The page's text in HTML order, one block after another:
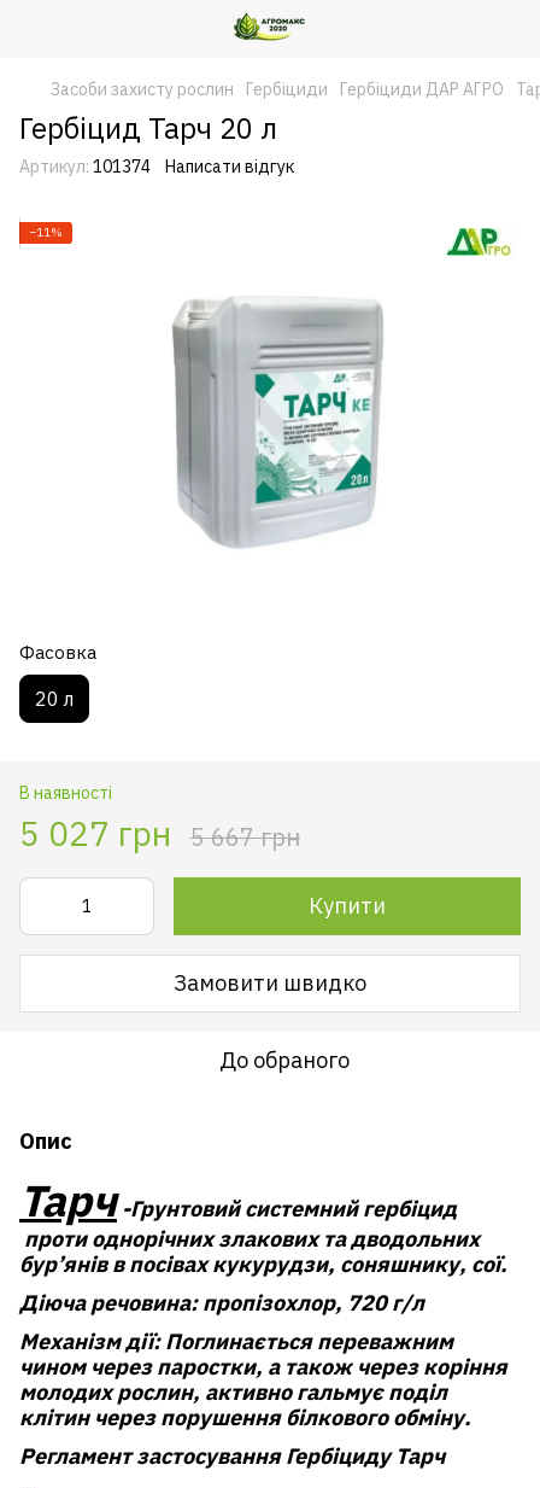
Засоби захисту рослин Гербіциди Гербіциди ДАР АГРО
Гербіцид Тарч 20 л
Артикул: 101374 Написати відгук
−11%
Фасовка
20 л
В наявності
5 027 грн 5 667 грн
Купити
Замовити швидко
До обраного
Опис
Тарч-Грунтовий системний гербіцид
проти однорічних злакових та дводольних
бур’янів в посівах кукурудзи, соняшнику, сої.
Діюча речовина:пропізохлор, 720 г/л
Механізм дії:Поглинається переважним
чином через паростки, а також через коріння
молодих рослин, активно гальмує поділ
клітин через порушення білкового обміну.
Регламент застосування Гербіциду Тарч